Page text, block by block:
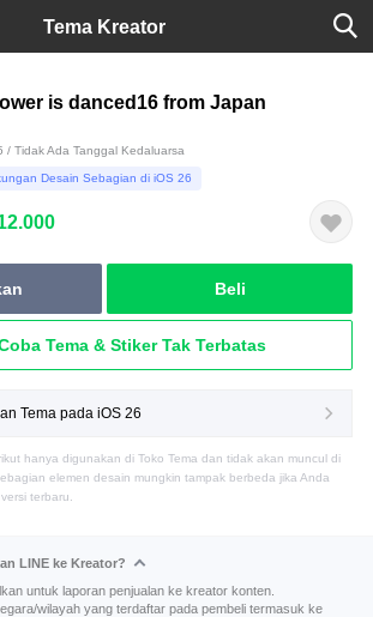
Tema Kreator
is danced16 from Japan
/ Tidak Ada Tanggal Kedaluarsa
Desain Sebagian di iOS 26
Beli
Tema & Stiker Tak Terbatas
Tema pada iOS 26
hanya digunakan di Toko Tema dan tidak akan muncul di
elemen desain mungkin tampak berbeda jika Anda
terbaru.
LINE ke Kreator?
untuk laporan penjualan ke kreator konten.
wilayah yang terdaftar pada pembeli termasuk ke